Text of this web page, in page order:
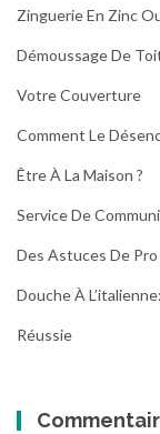
Zinguerie En Zinc
Démoussage De
Votre Couverture
Comment Le
Être À La Maison ?
Service De
Des Astuces De
Douche À
Réussie